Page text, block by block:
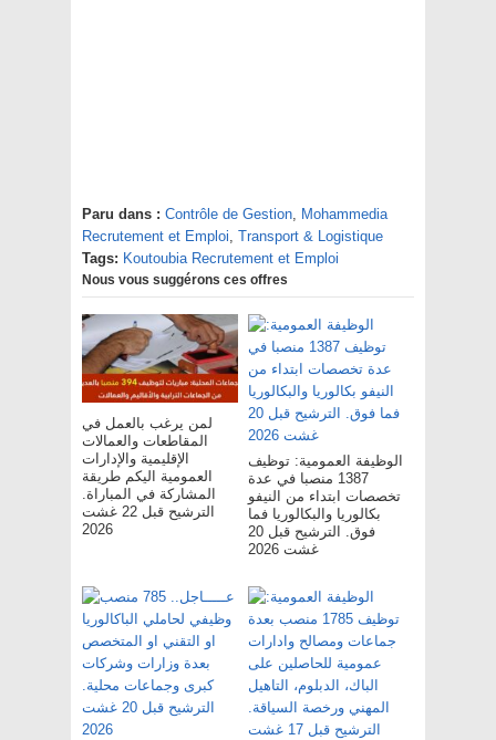
Paru dans : Contrôle de Gestion, Mohammedia
Recrutement et Emploi, Transport & Logistique
Tags: Koutoubia Recrutement et Emploi
Nous vous suggérons ces offres
لمن يرغب بالعمل في
المقاطعات والعمالات
الإقليمية والإدارات
العمومية اليكم طريقة
المشاركة في المباراة.
الترشيح قبل 22 غشت
2026
الوظيفة العمومية: توظيف
1387 منصبا في عدة
تخصصات ابتداء من النيفو
بكالوريا والبكالوريا فما
فوق. الترشيح قبل 20
غشت 2026